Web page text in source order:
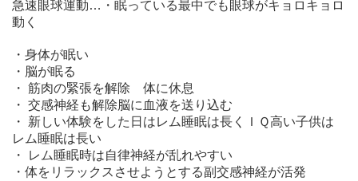
急速眼球運動…・眠っている最中でも眼球がキョロキョロ
動く
・身体が眠い
・脳が眠る
・ 筋肉の緊張を解除 体に休息
・ 交感神経も解除脳に血液を送り込む
・ 新しい体験をした日はレム睡眠は長くＩＱ高い子供は
レム睡眠は長い
・ レム睡眠時は自律神経が乱れやすい
・体をリラックスさせようとする副交感神経が活発